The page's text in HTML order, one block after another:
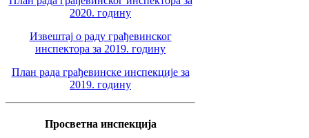
2020. годину
Извештај о раду грађевинског
инспектора за 2019. годину
План рада грађевинске инспекције за
2019. годину
Просветна инспекција